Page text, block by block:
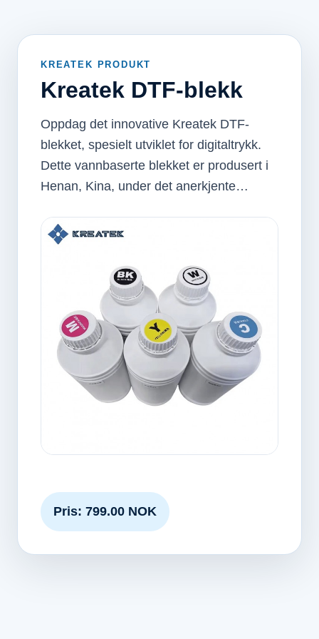
KREATEK PRODUKT
Kreatek DTF-blekk
Oppdag det innovative Kreatek DTF-
blekket, spesielt utviklet for digitaltrykk.
Dette vannbaserte blekket er produsert i
Henan, Kina, under det anerkjente…
Pris: 799.00 NOK